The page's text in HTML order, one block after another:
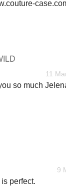
11
so much
9
perfect.